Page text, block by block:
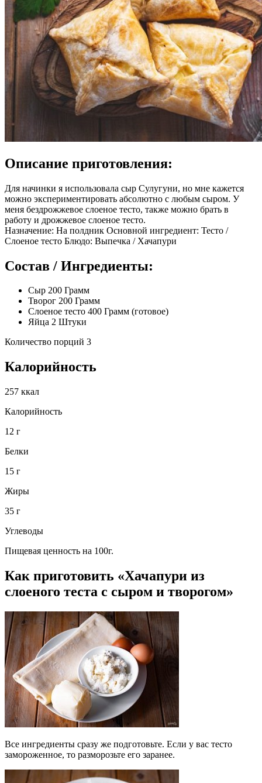
Описание приготовления:
Для начинки я использовала сыр Сулугуни, но мне кажется
можно экспериментировать абсолютно с любым сыром. У
меня бездрожжевое слоеное тесто, также можно брать в
работу и дрожжевое слоеное тесто.
Назначение: На полдник Основной ингредиент: Тесто /
Слоеное тесто Блюдо: Выпечка / Хачапури
Состав / Ингредиенты:
Сыр 200 Грамм
Творог 200 Грамм
Слоеное тесто 400 Грамм (готовое)
Яйца 2 Штуки
Количество порций 3
Калорийность
257 ккал
Калорийность
12 г
Белки
15 г
Жиры
35 г
Углеводы
Пищевая ценность на 100г.
Как приготовить «Хачапури из
слоеного теста с сыром и творогом»
Все ингредиенты сразу же подготовьте. Если у вас тесто
замороженное, то разморозьте его заранее.